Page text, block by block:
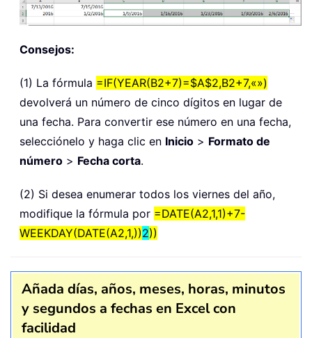
Consejos:
(1) La fórmula =IF(YEAR(B2+7)=$A$2,B2+7,«»)
devolverá un número de cinco dígitos en lugar de
una fecha. Para convertir ese número en una fecha,
selecciónelo y haga clic en Inicio > Formato de
número > Fecha corta.
(2) Si desea enumerar todos los viernes del año,
modifique la fórmula por =DATE(A2,1,1)+7-
WEEKDAY(DATE(A2,1,))2))
Añada días, años, meses, horas, minutos
y segundos a fechas en Excel con
facilidad